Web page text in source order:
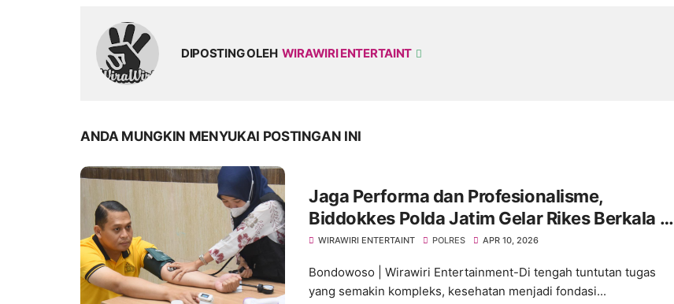
DIPOSTING OLEH WIRAWIRI ENTERTAINT
ANDA MUNGKIN MENYUKAI POSTINGAN INI
Jaga Performa dan Profesionalisme,
Biddokkes Polda Jatim Gelar Rikes Berkala di
Polres Bondowoso
WIRAWIRI ENTERTAINT POLRES APR 10, 2026
Bondowoso | Wirawiri Entertainment-Di tengah tuntutan tugas
yang semakin kompleks, kesehatan menjadi fondasi...